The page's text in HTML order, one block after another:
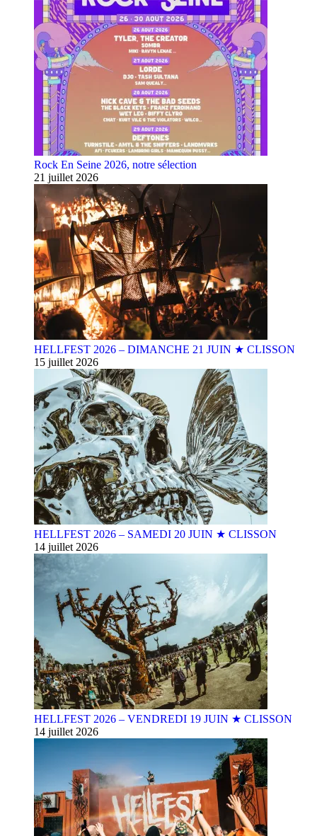
Rock En Seine 2026, notre sélection
21 juillet 2026
HELLFEST 2026 – DIMANCHE 21 JUIN ★ CLISSON
15 juillet 2026
HELLFEST 2026 – SAMEDI 20 JUIN ★ CLISSON
14 juillet 2026
HELLFEST 2026 – VENDREDI 19 JUIN ★ CLISSON
14 juillet 2026